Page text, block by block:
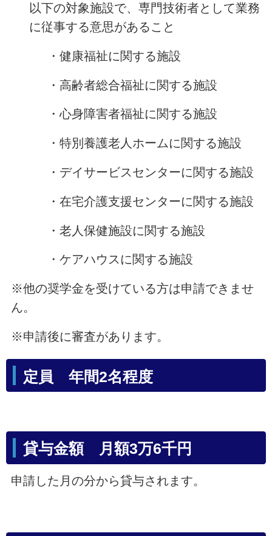
以下の対象施設で、専門技術者として業務
に従事する意思があること
・健康福祉に関する施設
・高齢者総合福祉に関する施設
・心身障害者福祉に関する施設
・特別養護老人ホームに関する施設
・デイサービスセンターに関する施設
・在宅介護支援センターに関する施設
・老人保健施設に関する施設
・ケアハウスに関する施設
※他の奨学金を受けている方は申請できませ
ん。
※申請後に審査があります。
定員 年間2名程度
貸与金額 月額3万6千円
申請した月の分から貸与されます。